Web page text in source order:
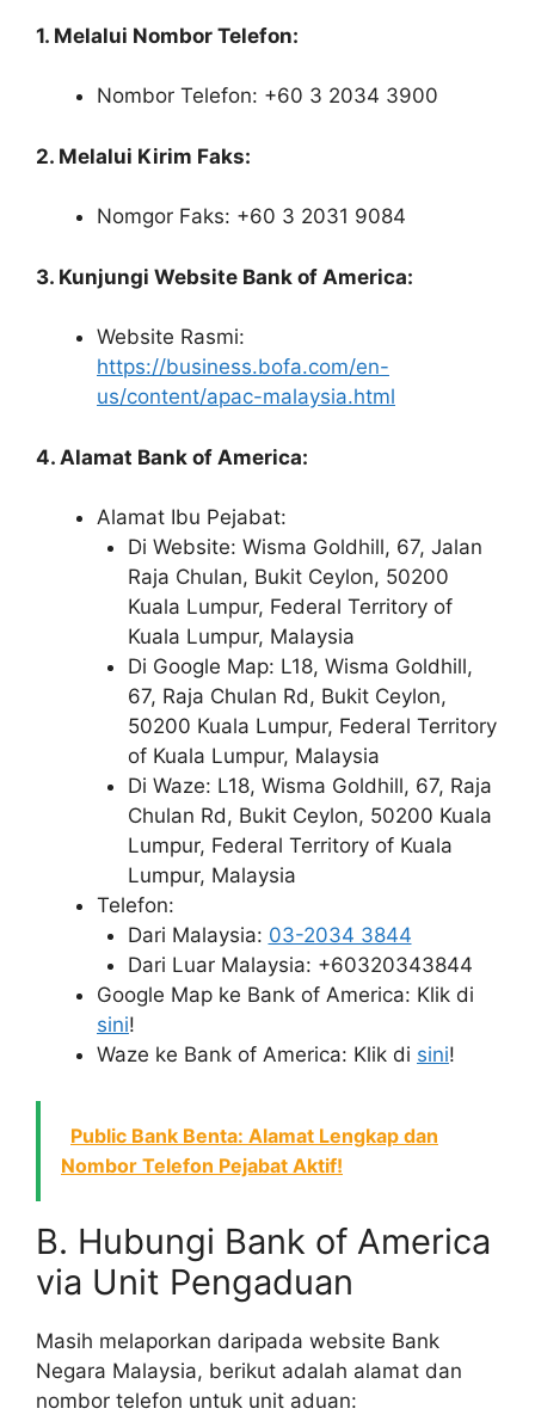
1. Melalui Nombor Telefon:
Nombor Telefon: +60 3 2034 3900
2. Melalui Kirim Faks:
Nomgor Faks: +60 3 2031 9084
3. Kunjungi Website Bank of America:
Website Rasmi:
https://business.bofa.com/en-
us/content/apac-malaysia.html
4. Alamat Bank of America:
Alamat Ibu Pejabat:
Di Website: Wisma Goldhill, 67, Jalan
Raja Chulan, Bukit Ceylon, 50200
Kuala Lumpur, Federal Territory of
Kuala Lumpur, Malaysia
Di Google Map: L18, Wisma Goldhill,
67, Raja Chulan Rd, Bukit Ceylon,
50200 Kuala Lumpur, Federal Territory
of Kuala Lumpur, Malaysia
Di Waze: L18, Wisma Goldhill, 67, Raja
Chulan Rd, Bukit Ceylon, 50200 Kuala
Lumpur, Federal Territory of Kuala
Lumpur, Malaysia
Telefon:
Dari Malaysia: 03-2034 3844
Dari Luar Malaysia: +60320343844
Google Map ke Bank of America: Klik di
sini!
Waze ke Bank of America: Klik di sini!
Public Bank Benta: Alamat Lengkap dan
Nombor Telefon Pejabat Aktif!
B. Hubungi Bank of America
via Unit Pengaduan
Masih melaporkan daripada website Bank
Negara Malaysia, berikut adalah alamat dan
nombor telefon untuk unit aduan: